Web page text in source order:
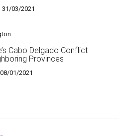
31/03/2021
Cabo Delgado Conflict
Provinces
08/01/2021